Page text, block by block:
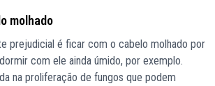
molhado
prejudicial é ficar com o cabelo molhado por
com ele ainda úmido, por exemplo.
na proliferação de fungos que podem